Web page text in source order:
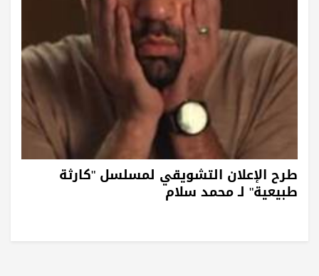
طرح الإعلان التشويقي لمسلسل "كارثة
طبيعية" لـ محمد سلام